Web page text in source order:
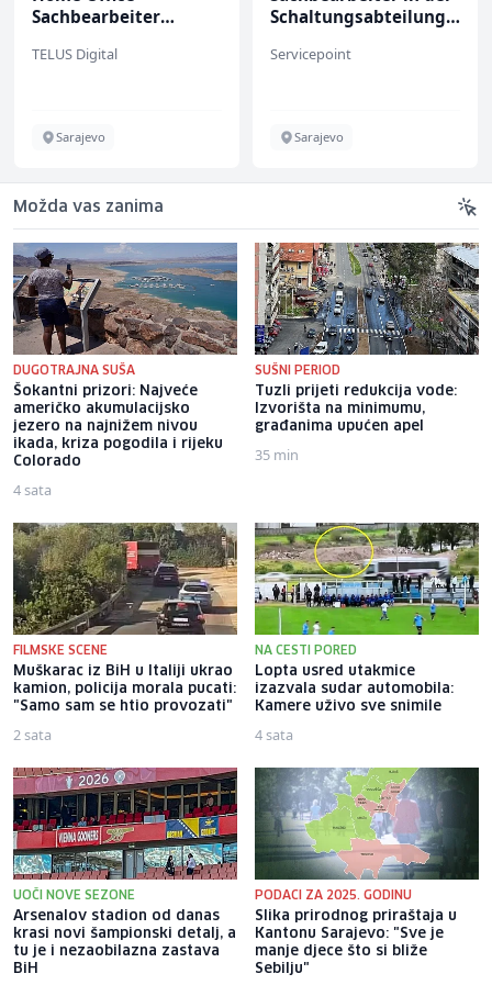
Sachbearbeiter
bekannten deutschen
TELUS Digital
Sarajevo
Schaltungsabteilung
Servicepoint
Sarajevo
Možda vas zanima
DUGOTRAJNA SUŠA
Šokantni prizori: Najveće
američko akumulacijsko
jezero na najnižem nivou
ikada, kriza pogodila i rijeku
Colorado
4 sata
SUŠNI PERIOD
Tuzli prijeti redukcija vode:
Izvorišta na minimumu,
građanima upućen apel
35 min
FILMSKE SCENE
Muškarac iz BiH u Italiji ukrao
kamion, policija morala pucati:
"Samo sam se htio provozati"
2 sata
NA CESTI PORED
Lopta usred utakmice
izazvala sudar automobila:
Kamere uživo sve snimile
4 sata
UOČI NOVE SEZONE
Arsenalov stadion od danas
krasi novi šampionski detalj, a
tu je i nezaobilazna zastava
BiH
PODACI ZA 2025. GODINU
Slika prirodnog priraštaja u
Kantonu Sarajevo: "Sve je
manje djece što si bliže
Sebilju"